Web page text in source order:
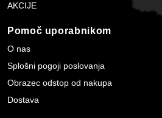
AKCIJE
Pomoč uporabnikom
O nas
Splošni pogoji poslovanja
Obrazec odstop od nakupa
Dostava